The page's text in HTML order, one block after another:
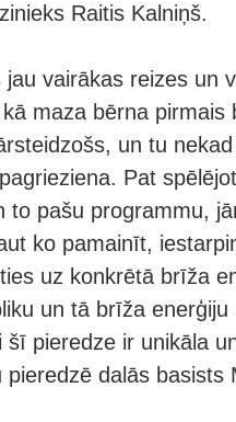
Raitis Kalniņš.
jau vairākas reizes un
maza bērna pirmais
un tu
Pat
to pašu programmu,
ko pamainīt,
uz konkrētā brīža
un tā brīža
pieredze ir unikāla
dalās basists